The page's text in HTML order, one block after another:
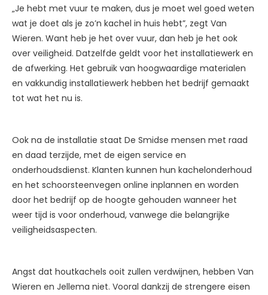
„Je hebt met vuur te maken, dus je moet wel goed weten
wat je doet als je zo’n kachel in huis hebt”, zegt Van
Wieren. Want heb je het over vuur, dan heb je het ook
over veiligheid. Datzelfde geldt voor het installatiewerk en
de afwerking. Het gebruik van hoogwaardige materialen
en vakkundig installatiewerk hebben het bedrijf gemaakt
tot wat het nu is.
Ook na de installatie staat De Smidse mensen met raad
en daad terzijde, met de eigen service en
onderhoudsdienst. Klanten kunnen hun kachelonderhoud
en het schoorsteenvegen online inplannen en worden
door het bedrijf op de hoogte gehouden wanneer het
weer tijd is voor onderhoud, vanwege die belangrijke
veiligheidsaspecten.
Angst dat houtkachels ooit zullen verdwijnen, hebben Van
Wieren en Jellema niet. Vooral dankzij de strengere eisen